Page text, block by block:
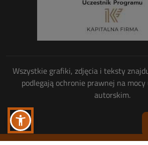
Wszystkie grafiki, zdjęcia i teksty
podlegają ochronie prawnej na
autorskim.